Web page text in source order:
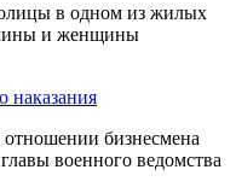
в одном из жилых
и женщины
наказания
бизнесмена
военного ведомства